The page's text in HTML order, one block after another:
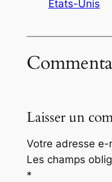
Etats-Unis
Laisser un
Votre adresse e-
Les champs
*